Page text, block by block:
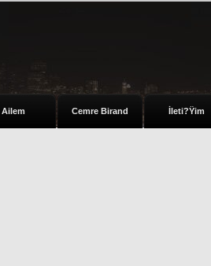
Ailem Cemre Birand İleti?Ÿim